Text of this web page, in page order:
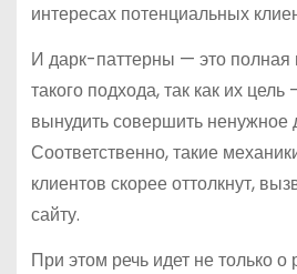
интересах потенциальных
И дарк-паттерны — это полная
такого подхода, так как их цель
вынудить совершить ненужное
Соответственно, такие
клиентов скорее оттолкнут,
сайту.
При этом речь идет не только